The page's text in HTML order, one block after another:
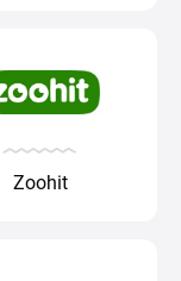
Zoohit